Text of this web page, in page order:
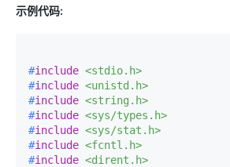
示例代码:
#include <stdio.h>
#include <unistd.h>
#include <string.h>
#include <sys/types.h>
#include <sys/stat.h>
#include <fcntl.h>
#include <dirent.h>